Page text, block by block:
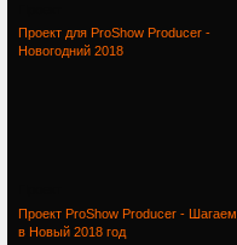
Проект для ProShow Producer -
Новогодний 2018
Проект ProShow Producer - Шагаем
в Новый 2018 год